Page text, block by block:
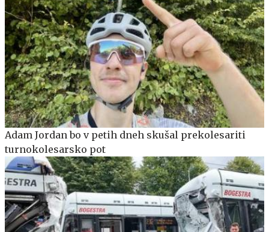
Adam Jordan bo v petih dneh skušal prekolesariti
turnokolesarsko pot